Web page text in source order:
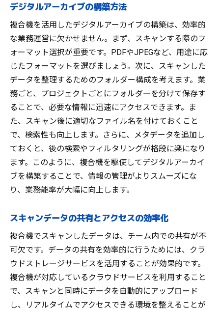
デジタルアーカイブの構築方法
複合機を活用したデジタルアーカイブの構築は、効率的
な業務運営に欠かせません。まず、スキャンする際のフ
ォーマット選択が重要です。PDFやJPEGなど、用途に応
じたフォーマットを選びましょう。次に、スキャンした
データを整理するためのフォルダー構成を考えます。業
務ごと、プロジェクトごとにフォルダーを分けて保存す
ることで、必要な情報に迅速にアクセスできます。ま
た、スキャン後に適切なファイル名を付けておくこと
で、検索性も向上します。さらに、メタデータを追加し
ておくと、後の検索やフィルタリングが格段に楽になり
ます。このように、複合機を駆使してデジタルアーカイ
ブを構築することで、情報の管理がよりスムーズにな
り、業務能率が大幅に向上します。
スキャンデータの共有とアクセスの効率化
複合機でスキャンしたデータは、チーム内での共有が不
可欠です。データの共有を効率的に行うためには、クラ
ウドストレージサービスを活用することが効果的です。
複合機が対応しているクラウドサービスを利用すること
で、スキャンと同時にデータを自動的にアップロード
し、リアルタイムでアクセスできる環境を整えることが